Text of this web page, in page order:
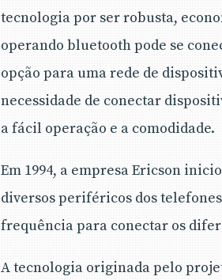
tecnologia por ser robusta,
operando bluetooth pode se
opção para uma rede de
necessidade de conectar
a fácil operação e a comodidade.
Em 1994, a empresa Ericson
diversos periféricos dos
frequência para conectar os
A tecnologia originada pelo